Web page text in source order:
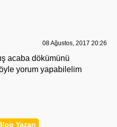
08 Ağustos, 2017 20:26
acaba dökümünü
yorum yapabilelim